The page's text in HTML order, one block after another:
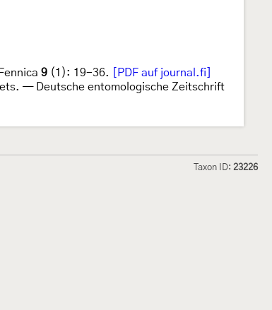
9 (1): 19-36.
[PDF auf journal.fi]
— Deutsche entomologische Zeitschrift
Taxon ID: 23226